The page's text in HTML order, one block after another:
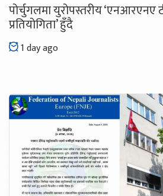
पोर्चुगलमा युरोपस्तरीय ‘एनआरएनए
प्रतियोगिता’ हुँदै
1 day ago